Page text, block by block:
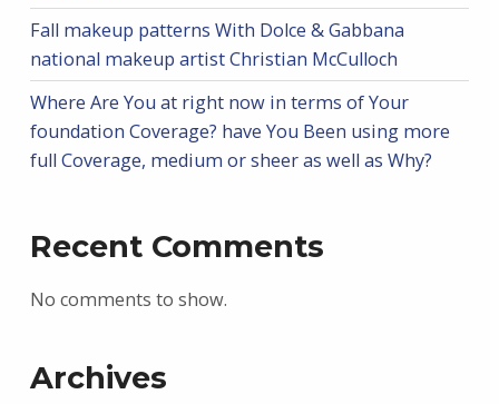
Fall makeup patterns With Dolce & Gabbana
national makeup artist Christian McCulloch
Where Are You at right now in terms of Your
foundation Coverage? have You Been using more
full Coverage, medium or sheer as well as Why?
Recent Comments
No comments to show.
Archives